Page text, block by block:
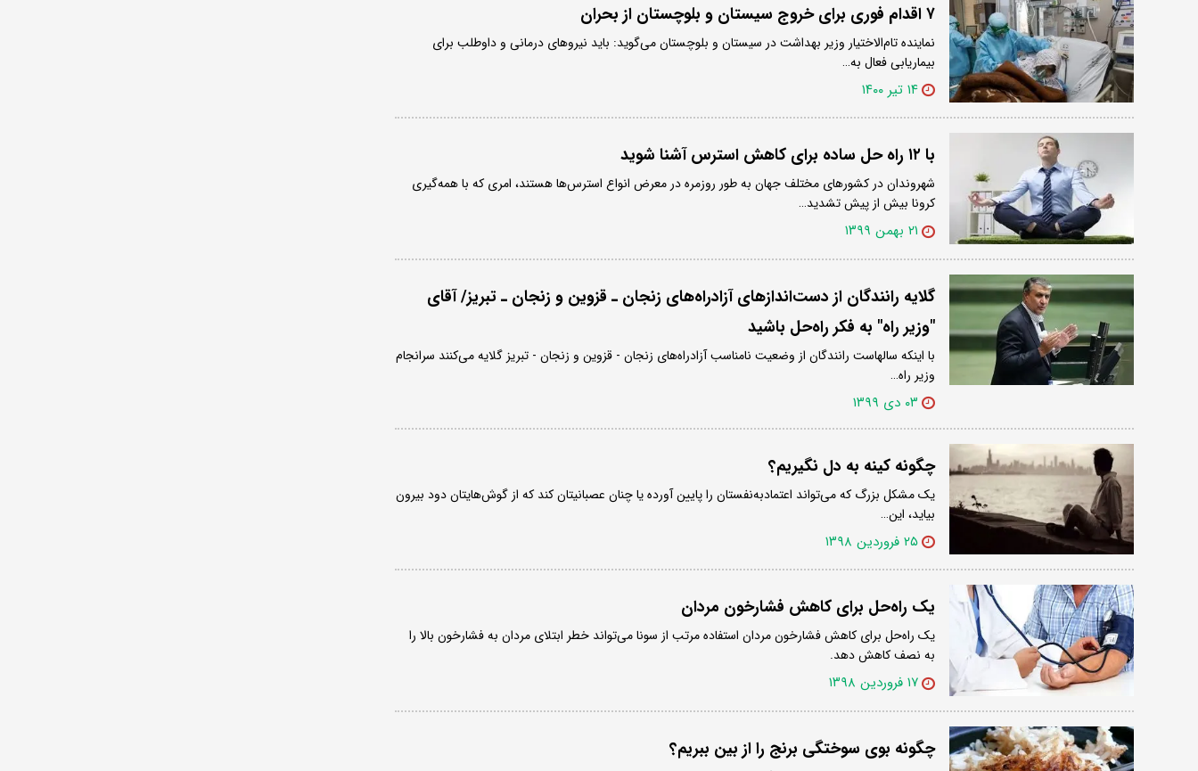
۷ اقدام فوری برای خروج سیستان و بلوچستان از بحران
نماینده تام‌الاختیار وزیر بهداشت در سیستان و بلوچستان می‌گوید: باید نیروهای درمانی و داوطلب برای
بیماریابی فعال به…
۱۴ تیر ۱۴۰۰
با ۱۲ راه حل ساده برای کاهش استرس آشنا شوید
شهروندان در کشورهای مختلف جهان به طور روزمره در معرض انواع استرس‌ها هستند، امری که با همه‌گیری
کرونا بیش از پیش تشدید…
۲۱ بهمن ۱۳۹۹
گلایه رانندگان از دست‌اندازهای آزادراه‌های زنجان ـ قزوین و زنجان ـ تبریز/ آقای
"وزیر راه" به فکر راه‌حل باشید
با اینکه سالهاست رانندگان از وضعیت نامناسب آزادراه‌های زنجان - قزوین و زنجان - تبریز گلایه می‌کنند سرانجام
وزیر راه…
۰۳ دی ۱۳۹۹
چگونه کینه به دل نگیریم؟
یک مشکل بزرگ که می‌تواند اعتمادبه‌نفستان را پایین آورده یا چنان عصبانیتان کند که از گوش‌هایتان دود بیرون
بیاید، این…
۲۵ فروردین ۱۳۹۸
یک راه‌حل برای کاهش فشارخون مردان
یک راه‌حل برای کاهش فشارخون مردان استفاده مرتب از سونا می‌تواند خطر ابتلای مردان به فشارخون بالا را
به نصف کاهش دهد.
۱۷ فروردین ۱۳۹۸
چگونه بوی سوختگی برنج را از بین ببریم؟